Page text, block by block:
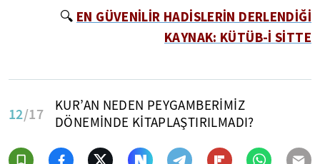
🔍 EN GÜVENİLİR HADİSLERİN DERLENDİĞİ
KAYNAK: KÜTÜB-İ SİTTE
12/17
KUR’AN NEDEN PEYGAMBERİMİZ
DÖNEMİNDE KİTAPLAŞTIRILMADI?